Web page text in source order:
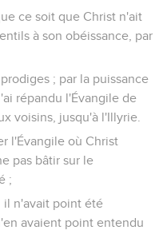
ce soit que Christ n'ait
à son obéissance, par
; par la puissance
répandu l'Évangile de
voisins, jusqu'à l'Illyrie.
l'Évangile où Christ
pas bâtir sur le
;
il n'avait point été
avaient point entendu